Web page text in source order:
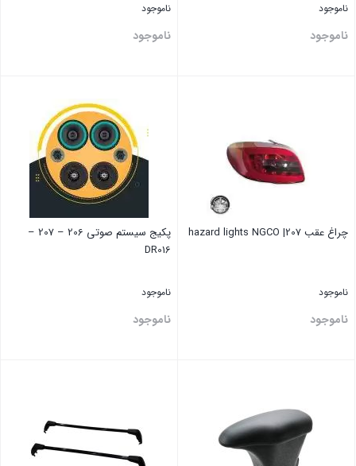
ناموجود
ناموجود
ناموجود
ناموجود
چراغ عقب 207| hazard lights NGCO
ناموجود
ناموجود
پکیج سیستم صوتی 206 – 207 –
DR016
ناموجود
ناموجود